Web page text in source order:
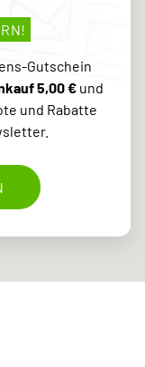
Gutschein
5,00 €und
und Rabatte